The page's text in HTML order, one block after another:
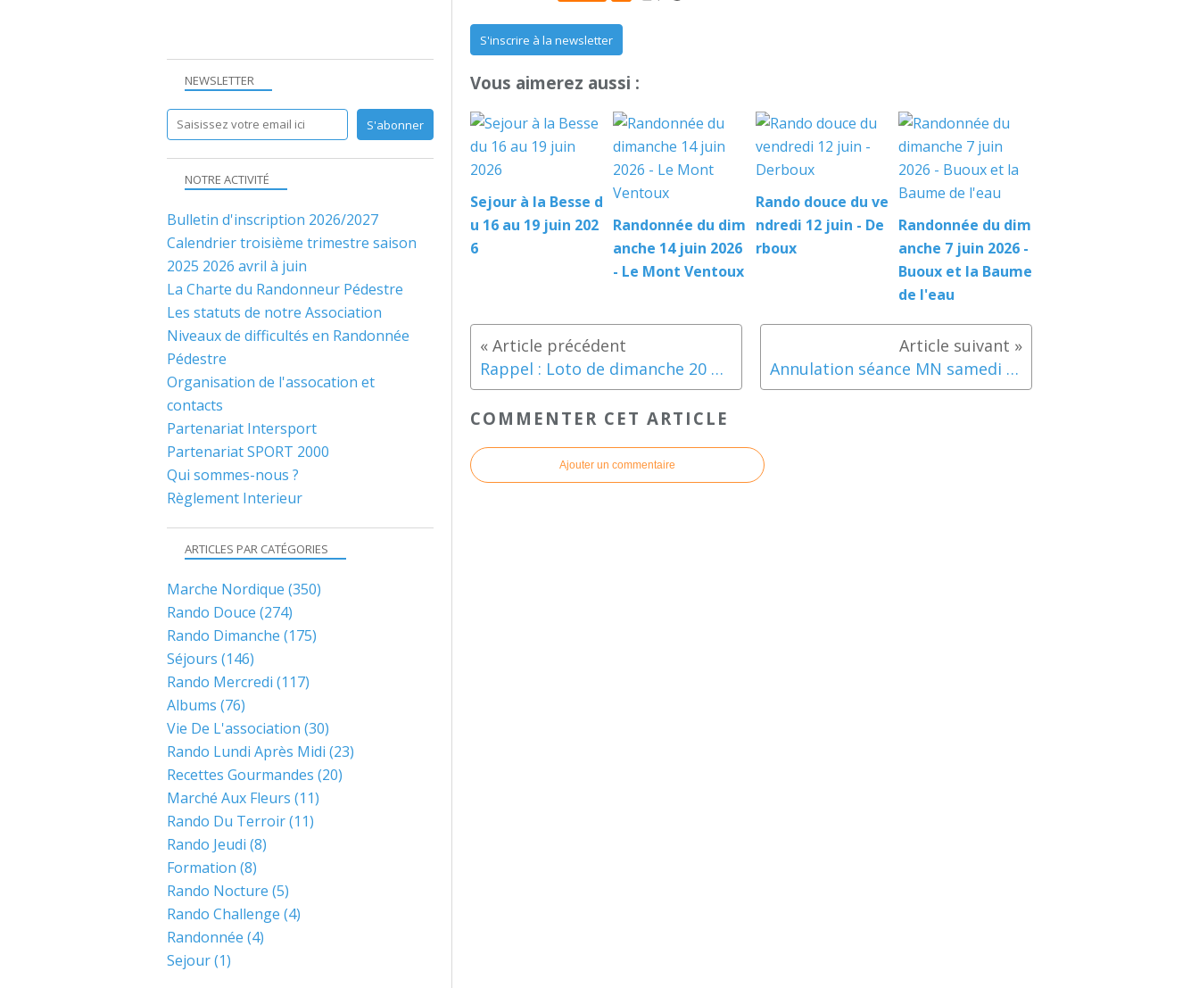
S'inscrire à la newsletter
Vous aimerez aussi :
Sejour à la Besse d
u 16 au 19 juin 202
6
Randonnée du dim
anche 14 juin 2026
- Le Mont Ventoux
Rando douce du ve
ndredi 12 juin - De
rboux
Randonnée du dim
anche 7 juin 2026 -
Buoux et la Baume
de l'eau
Rappel : Loto de dimanche 20 octobre Annulation séance MN samedi 19 octobre
COMMENTER CET ARTICLE
Ajouter un commentaire
NEWSLETTER
NOTRE ACTIVITÉ
Bulletin d'inscription 2026/2027
Calendrier troisième trimestre saison
2025 2026 avril à juin
La Charte du Randonneur Pédestre
Les statuts de notre Association
Niveaux de difficultés en Randonnée
Pédestre
Organisation de l'assocation et
contacts
Partenariat Intersport
Partenariat SPORT 2000
Qui sommes-nous ?
Règlement Interieur
ARTICLES PAR CATÉGORIES
Marche Nordique (350)
Rando Douce (274)
Rando Dimanche (175)
Séjours (146)
Rando Mercredi (117)
Albums (76)
Vie De L'association (30)
Rando Lundi Après Midi (23)
Recettes Gourmandes (20)
Marché Aux Fleurs (11)
Rando Du Terroir(11)
Rando Jeudi (8)
Formation (8)
Rando Nocture (5)
Rando Challenge (4)
Randonnée (4)
Sejour(1)